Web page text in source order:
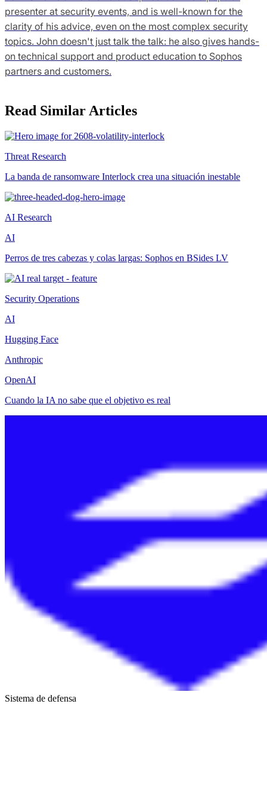
presenter at security events, and is well-known for the
clarity of his advice, even on the most complex security
topics. John doesn't just talk the talk: he also gives hands-
on technical support and product education to Sophos
partners and customers.
Read Similar Articles
Threat Research
La banda de ransomware Interlock crea una situación inestable
AI Research
AI
Perros de tres cabezas y colas largas: Sophos en BSides LV
Security Operations
AI
Hugging Face
Anthropic
OpenAI
Cuando la IA no sabe que el objetivo es real
Sistema de defensa